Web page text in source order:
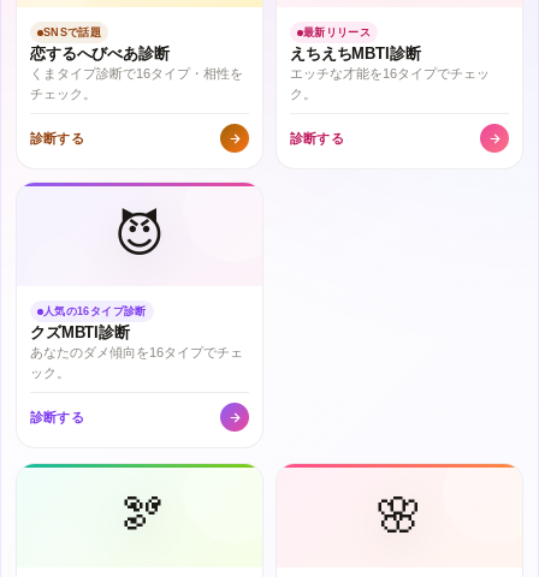
SNSで話題
恋するへびべあ診断
くまタイプ診断で16タイプ・相性を
チェック。
診断する
最新リリース
えちえちMBTI診断
エッチな才能を16タイプでチェッ
ク。
診断する
😈
人気の16タイプ診断
クズMBTI診断
あなたのダメ傾向を16タイプでチェ
ック。
診断する
🫘 🌸